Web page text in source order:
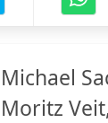
Michael
Moritz